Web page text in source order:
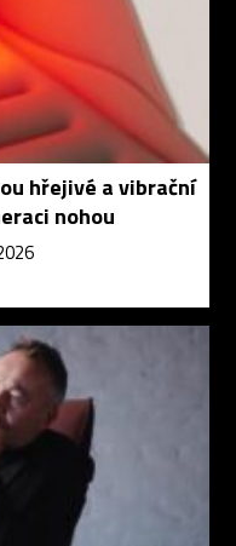
hřejivé a vibrační
nohou